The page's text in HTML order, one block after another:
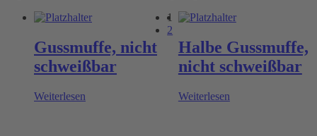
Gussmuffe, nicht
schweißbar
Weiterlesen
Halbe Gussmuffe,
nicht schweißbar
Weiterlesen
1
2